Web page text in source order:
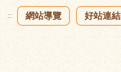
::: 網站導覽 好站連結